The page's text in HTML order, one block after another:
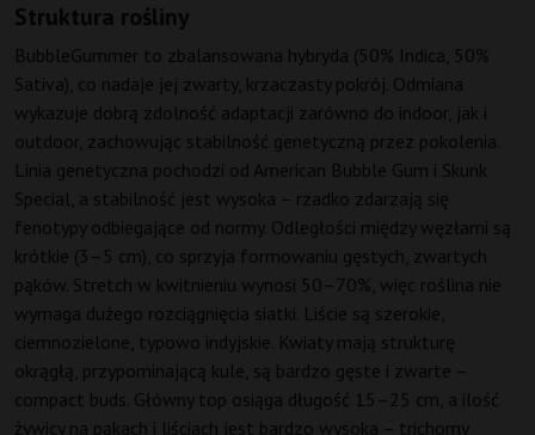
Struktura rośliny
BubbleGummer to zbalansowana hybryda (50% Indica, 50%
Sativa), co nadaje jej zwarty, krzaczasty pokrój. Odmiana
wykazuje dobrą zdolność adaptacji zarówno do indoor, jak i
outdoor, zachowując stabilność genetyczną przez pokolenia.
Linia genetyczna pochodzi od American Bubble Gum i Skunk
Special, a stabilność jest wysoka – rzadko zdarzają się
fenotypy odbiegające od normy. Odległości między węzłami są
krótkie (3–5 cm), co sprzyja formowaniu gęstych, zwartych
pąków. Stretch w kwitnieniu wynosi 50–70%, więc roślina nie
wymaga dużego rozciągnięcia siatki. Liście są szerokie,
ciemnozielone, typowo indyjskie. Kwiaty mają strukturę
okrągłą, przypominającą kule, są bardzo gęste i zwarte –
compact buds. Główny top osiąga długość 15–25 cm, a ilość
żywicy na pąkach i liściach jest bardzo wysoka – trichomy